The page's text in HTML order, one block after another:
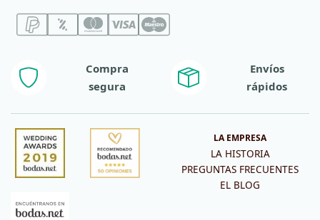
Compra
segura
Envíos
rápidos
LA EMPRESA
LA HISTORIA
PREGUNTAS FRECUENTES
EL BLOG